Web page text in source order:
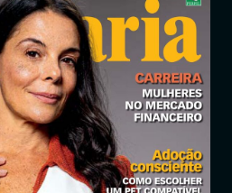
Início
Revistas
Jornais